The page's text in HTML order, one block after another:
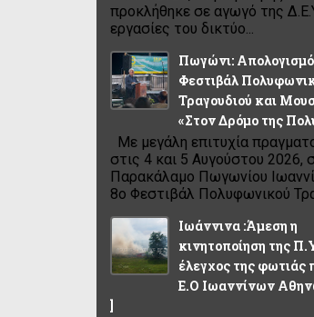
προκλήθηκε σε αγωγό της
εργασίες του δικτύο...
Πωγώνι:
Φεστιβάλ
Τραγουδιού και
«Στον Δρόμο της
Με μεγάλη επιτυχία
στις 4 και 5 Αυγούστου 2026,
Παρακάλαμο Πωγωνίου
8ο Φεστιβάλ Πολυφωνικού
Ιωάννινα :Άμεση η
κινητοποίηση της
έλεγχος της φωτιάς
Ε.Ο Ιωαννίνων
]